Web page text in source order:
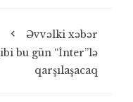
Əvvəlki xəbər
bu gün “İnter”lə
qarşılaşacaq